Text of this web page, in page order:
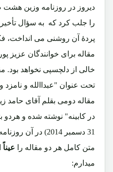
دیروز در روزنامه وزین هشت
را جلب کرد که به سؤال تأخیر
پردۀ آن روشنی می انداخت،
مقاله برای خوانندگان عزیز
خالی از دلچسپی نخواهد بود.
تحت عنوان "عبداالله و نامزد
مقاله دومی بقلم آقای حامد
31 دسمبر 2014) در
متن کامل هر دو مقاله را عیناً
میدارم: